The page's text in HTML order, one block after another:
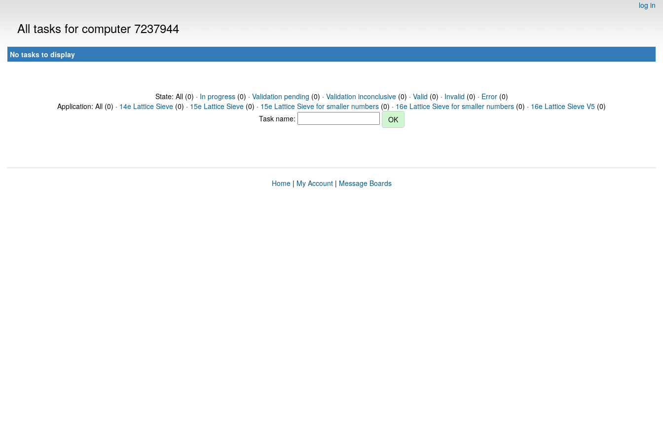
log in
All tasks for computer 7237944
No tasks to display
State: All (0) · In progress(0) · Validation pending (0) · Validation inconclusive(0) · Valid (0) · Invalid (0) · Error(0)
Application: All (0) · 14e Lattice Sieve (0) · 15e Lattice Sieve (0) · 15e Lattice Sieve for smaller numbers (0) · 16e Lattice Sieve for smaller numbers (0) · 16e Lattice Sieve V5 (0)
Task name:
Home| My Account| Message Boards